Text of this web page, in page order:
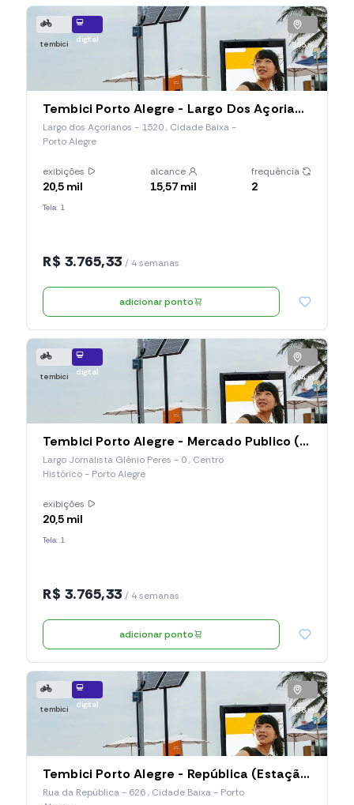
tembici digital
555 m
Tembici Porto Alegre - Largo Dos Açorianos (Estação 085), Largo Dos Açorianos
Largo dos Açorianos - 1520 , Cidade Baixa -
Porto Alegre
exibições
20,5 mil
alcance
15,57 mil
frequência
2
Tela: 1
R$ 3.765,33 / 4 semanas
adicionar ponto
tembici digital
564 m
Tembici Porto Alegre - Mercado Publico (Estação 001), Largo Jornalista Glênio Peres
Largo Jornalista Glênio Peres - 0 , Centro
Histórico - Porto Alegre
exibições
20,5 mil
Tela: 1
R$ 3.765,33 / 4 semanas
adicionar ponto
tembici digital
838 m
Tembici Porto Alegre - República (Estação 016), Rua Da República
Rua da República - 626 , Cidade Baixa - Porto